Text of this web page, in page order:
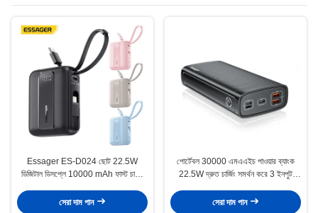
Essager ES-D024 ছোট 22.5W
ডিজিটাল ডিসপ্লে 10000 mAh ফাস্ট চার্জিং
সেরা দাম পান
পোর্টেবল 30000 এমএএইচ পাওয়ার ব্যাংক
22.5W দ্রুত চার্জিং সমর্থন করে 3 ইনপুট
সেরা দাম পান